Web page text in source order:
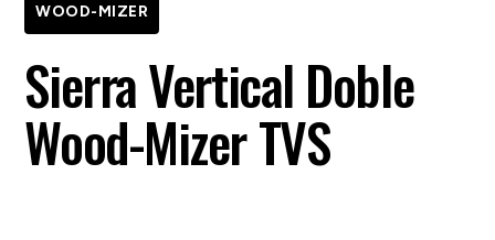
WOOD-MIZER
Sierra Vertical Doble
Wood-Mizer TVS